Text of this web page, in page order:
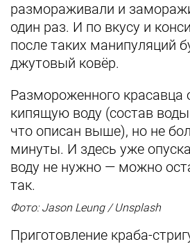
размораживали и
один раз. И по вкусу и
после таких манипуляций
джутовый ковёр.
Размороженного красавца
кипящую воду (состав
что описан выше), но не
минуты. И здесь уже
воду не нужно — можно
так.
Фото: Jason Leung / Unsplash
Приготовление краба-